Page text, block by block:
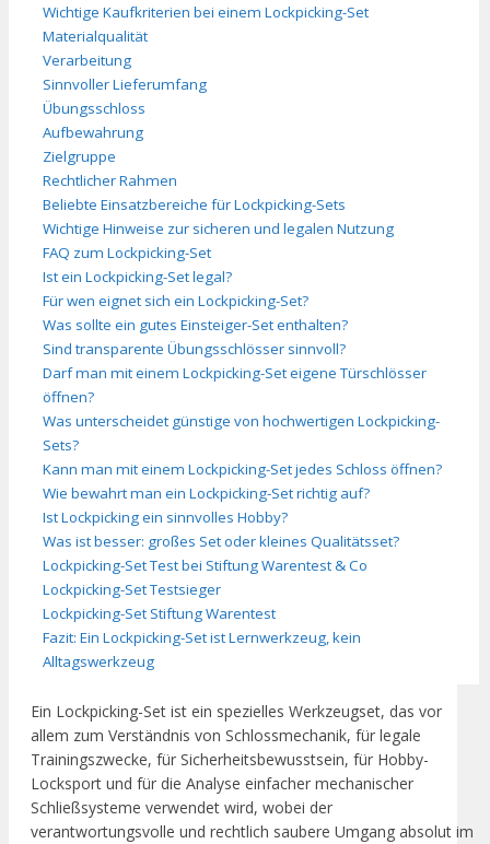
Wichtige Kaufkriterien bei einem Lockpicking-Set
Materialqualität
Verarbeitung
Sinnvoller Lieferumfang
Übungsschloss
Aufbewahrung
Zielgruppe
Rechtlicher Rahmen
Beliebte Einsatzbereiche für Lockpicking-Sets
Wichtige Hinweise zur sicheren und legalen Nutzung
FAQ zum Lockpicking-Set
Ist ein Lockpicking-Set legal?
Für wen eignet sich ein Lockpicking-Set?
Was sollte ein gutes Einsteiger-Set enthalten?
Sind transparente Übungsschlösser sinnvoll?
Darf man mit einem Lockpicking-Set eigene Türschlösser
öffnen?
Was unterscheidet günstige von hochwertigen Lockpicking-
Sets?
Kann man mit einem Lockpicking-Set jedes Schloss öffnen?
Wie bewahrt man ein Lockpicking-Set richtig auf?
Ist Lockpicking ein sinnvolles Hobby?
Was ist besser: großes Set oder kleines Qualitätsset?
Lockpicking-Set Test bei Stiftung Warentest & Co
Lockpicking-Set Testsieger
Lockpicking-Set Stiftung Warentest
Fazit: Ein Lockpicking-Set ist Lernwerkzeug, kein
Alltagswerkzeug
Ein Lockpicking-Set ist ein spezielles Werkzeugset, das vor
allem zum Verständnis von Schlossmechanik, für legale
Trainingszwecke, für Sicherheitsbewusstsein, für Hobby-
Locksport und für die Analyse einfacher mechanischer
Schließsysteme verwendet wird, wobei der
verantwortungsvolle und rechtlich saubere Umgang absolut im